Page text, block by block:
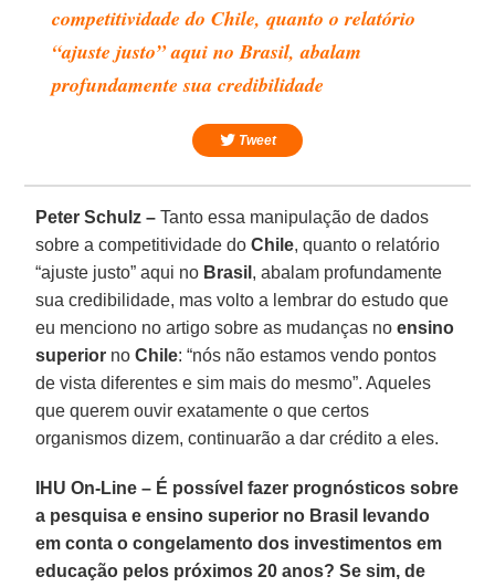
competitividade do Chile, quanto o relatório
“ajuste justo” aqui no Brasil, abalam
profundamente sua credibilidade
Tweet
Peter Schulz – Tanto essa manipulação de dados
sobre a competitividade doChile, quanto o relatório
“ajuste justo” aqui no Brasil , abalam profundamente
sua credibilidade, mas volto a lembrar do estudo que
eu menciono no artigo sobre as mudanças noensino
superior noChile: “nós não estamos vendo pontos
de vista diferentes e sim mais do mesmo”. Aqueles
que querem ouvir exatamente o que certos
organismos dizem, continuarão a dar crédito a eles.
IHU On-Line – É possível fazer prognósticos sobre
a pesquisa e ensino superior no Brasil levando
em conta o congelamento dos investimentos em
educação pelos próximos 20 anos? Se sim, de